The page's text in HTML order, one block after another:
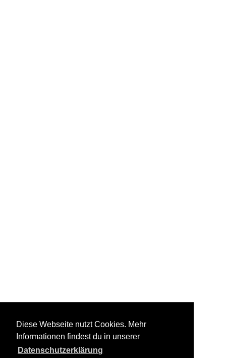
Diese Webseite nutzt Cookies. Mehr
Informationen findest du in unserer
Datenschutzerklärung